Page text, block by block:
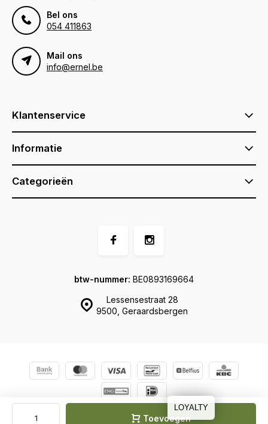
Toevoegen
Bel ons
054 411863
Mail ons
info@ernel.be
Klantenservice
Informatie
Categorieën
Lessensestraat 28
9500, Geraardsbergen
btw-nummer: BE0893169664
LOYALTY